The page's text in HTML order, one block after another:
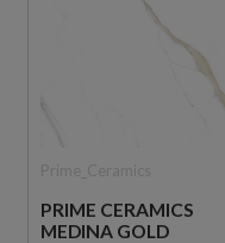
PRIME CERAMICS
MEDINA GOLD